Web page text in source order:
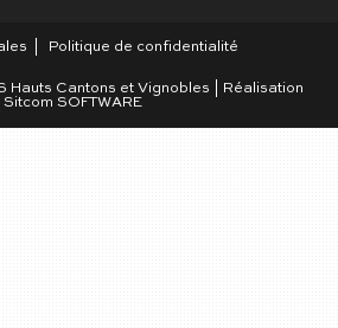
Politique de confidentialité
Hauts Cantons et Vignobles | Réalisation
Sitcom SOFTWARE